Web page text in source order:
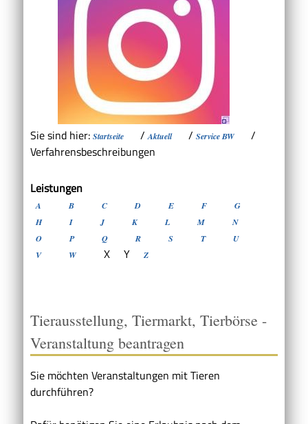
Sie sind hier: Startseite /Aktuell / Service BW
/
Verfahrensbeschreibungen
Leistungen
A B C D E F
G
H
I J K L M
N
O
P Q R S T
U
V
W X Y Z
Tierausstellung, Tiermarkt, Tierbörse -
Veranstaltung beantragen
Sie möchten Veranstaltungen mit Tieren
durchführen?